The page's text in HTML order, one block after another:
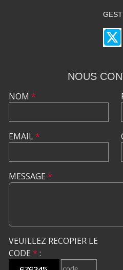
NOUS
NOM *
EMAIL*
MESSAGE *
VEUILLEZ RECOPIER LE
CODE * :